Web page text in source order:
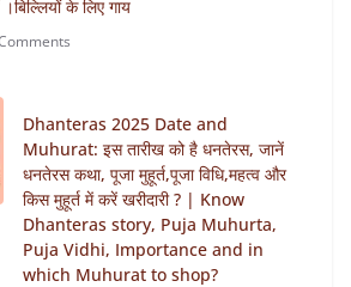
के लिए गाय
Dhanteras 2025 Date and
Muhurat: इस तारीख को है धनतेरस, जानें
धनतेरस कथा, पूजा मुहूर्त,पूजा विधि,महत्व और
किस मुहूर्त में करें खरीदारी ? | Know
Dhanteras story, Puja Muhurta,
Puja Vidhi, Importance and in
which Muhurat to shop?